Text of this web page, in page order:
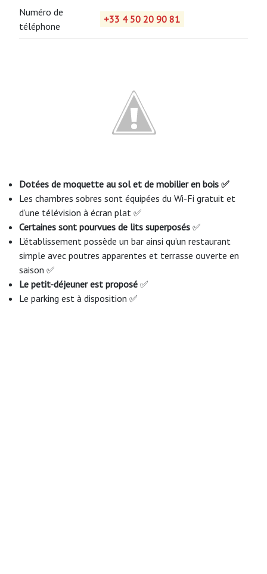
Numéro de
téléphone
+33 4 50 20 90 81
Dotées de moquette au sol et de mobilier en bois ✅
Les chambres sobres sont équipées du Wi-Fi gratuit et
d’une télévision à écran plat ✅
Certaines sont pourvues de lits superposés ✅
L’établissement possède un bar ainsi qu’un restaurant
simple avec poutres apparentes et terrasse ouverte en
saison ✅
Le petit-déjeuner est proposé ✅
Le parking est à disposition ✅